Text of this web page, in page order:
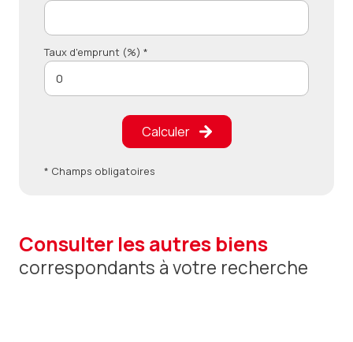
Taux d'emprunt (%) *
Calculer
* Champs obligatoires
consulter les autres biens
correspondants à votre recherche